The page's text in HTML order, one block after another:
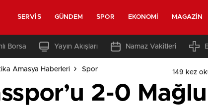
SERVIS GÜNDEM SPOR EKONOMI MAGAZIN
Borsa Yayın Akışları Namaz Vakitleri
Amasya Haberleri Spor 149 kez
2-0